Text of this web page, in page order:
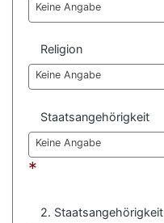
Keine Angabe
Religion
Keine Angabe
Staatsangehörigkeit
Keine Angabe
*
2. Staatsangehörigkeit